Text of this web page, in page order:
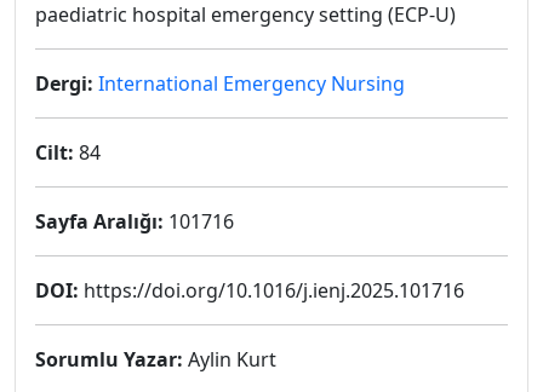
paediatric hospital emergency setting (ECP-U)
Dergi: International Emergency Nursing
Cilt: 84
Sayfa Aralığı: 101716
DOI: https://doi.org/10.1016/j.ienj.2025.101716
Sorumlu Yazar: Aylin Kurt